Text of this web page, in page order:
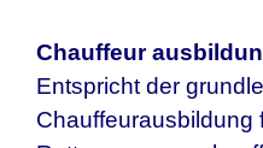
Chauffeur
Entspricht der
Chauffeurausbildung